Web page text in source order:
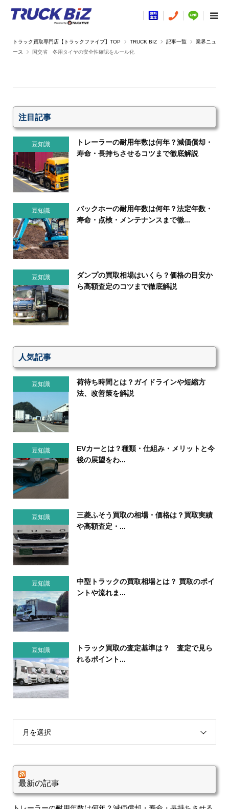
TRUCK BIZ 記事一覧
業界ニュ
ース
国交省 冬用タイヤの安全性確認をルール化
注目記事
豆知識
トレーラーの耐用年数は何年？減価償却・
寿命・長持ちさせるコツまで徹底解説
豆知識
バックホーの耐用年数は何年？法定年数・
寿命・点検・メンテナンスまで徹...
豆知識
ダンプの買取相場はいくら？価格の目安か
ら高額査定のコツまで徹底解説
人気記事
豆知識
荷待ち時間とは？ガイドラインや短縮方
法、改善策を解説
豆知識
EVカーとは？種類・仕組み・メリットと今
後の展望をわ...
豆知識
三菱ふそう買取の相場・価格は？買取実績
や高額査定・...
豆知識
中型トラックの買取相場とは？ 買取のポイ
ントや流れま...
豆知識
トラック買取の査定基準は？ 査定で見ら
れるポイント...
月を選択
最新の記事